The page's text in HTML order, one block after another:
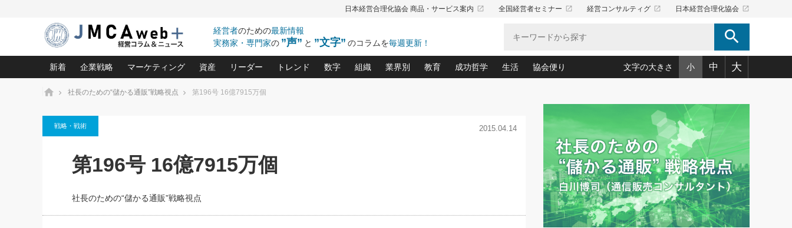
日本経営合理化協会 商品・サービス案内 launch 全国経営者セミナー launch 経営コンサルティグ launch 日本経営合理化協会 launch
経営者のための最新情報
実務家・専門家の ”声” と ”文字” のコラムを毎週更新！ search
新着
がよいのでしょうか！
2026.08.7
FOOD & LIFE COMPANIES
2026.08.5
第86回 「言葉狩り」
もっとみる
企業戦略
中小企業の「１位づくり」戦略(96)
利益を最大化する「業務改善」横田尚哉氏(5)
強い会社を築く ビジネス・クリニック(240)
日本レーザー「人を大切にしながら利益を上げる経営」の極意
武器としてのM&A入門(3)
マーケティング
ロングセラーの玉手箱(9)
は(5)
最高の自分を表現する 成功イメージ戦略(77)
資産
中国経済の最新動向(204)
事業承継の前に、決めておきたい、知っておきたい、やってお
リーダー
ピョートル・F・グジバチの『経営戦略の新常識』(12)
トレンド 数字 組織
顧客・社員・社会から支持される「ウェルビーイング経営入
業界別
大久保一彦の“流行る”お店の仕組みづくり(210)
教育
あなただからお願いしたいと思われる 気配りの達人(127)
クレーム対応の新知識と新常識(57)
デキル社員に育てる！ 社員教育の決め手(203)
東川鷹年の「中小企業の人育て」(38)
成功哲学
令和時代の「社長の人間力の磨き方」(86)
先人の名句名言の教え 東洋思想に学ぶ経営学(132)
渡部昇一の「日本の指導者たち」(32)
経営に活かす“十八史略”(30)
生活
おのころ心平の ──社長のための「か・ら・だマネジメント」
(50)
デジタルＡＶを味方に！新・仕事術(180)
リーダー脳の鍛え方(32)
ワインを楽しむ基礎レッスン(12)
必読！社長が読むべき今月の4冊(88)
眼と耳で楽しむ読書術(162)
協会便り
「愛読者通信」著者インタビュー(44)
ビジネス見聞録 経営ニュース(100)
作間信司の経営無形庵(けいえいむぎょうあん)(166)
経営セミナー情報局(1)
繁栄への着眼点 牟田太陽(76)
講話を聞いて学ぼう 実学・耳学・磨く「ミミガク」のすすめ
(7)
文字の大きさ 小 中 大
ホーム 社長のための“儲かる通販”戦略視点 第196号 16億7915万個
戦略・戦術 2015.04.14
第196号 16億7915万個
社長のための“儲かる通販”戦略視点